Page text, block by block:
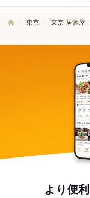
東京 東京 居酒屋
より便